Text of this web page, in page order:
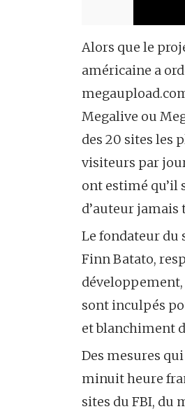
Alors que le
américaine a
Megalive ou
des 20 sites les
visiteurs par
ont estimé qu’il
d’auteur jamais
Le fondateur du
Finn Batato,
sont inculpés
et blanchiment
Des mesures
minuit heure
sites du FBI, du